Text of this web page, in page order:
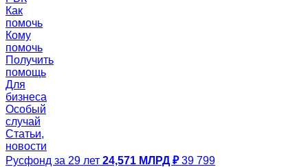
Как
помочь
Кому
помочь
Получить
помощь
Для
бизнеса
Особый
случай
Статьи,
новости
Русфонд за 29 лет 24,571 МЛРД ₽ 39 799